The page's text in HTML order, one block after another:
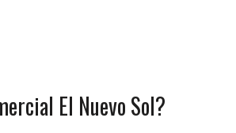
El Nuevo Sol?